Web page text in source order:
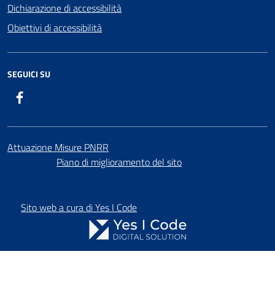
Dichiarazione di accessibilità
Obiettivi di accessibilità
SEGUICI SU
Attuazione Misure PNRR
Piano di miglioramento del sito
Sito web a cura di Yes I Code